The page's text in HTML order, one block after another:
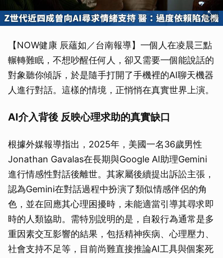
【NOW健康 辰蘊如／台南報導】一個人在凌晨三點
輾轉難眠，不想吵醒任何人，卻又需要一個能說話的
對象聽你傾訴，於是隨手打開了手機裡的AI聊天機器
人進行對話。這樣的情境，正悄悄在真實世界上演。
AI介入背後 反映心理求助的真實缺口
根據外媒報導指出，2025年，美國一名36歲男性
Jonathan Gavalas在長期與Google AI助理Gemini
進行情感性對話後離世。其家屬後續提出訴訟主張，
認為Gemini在對話過程中扮演了類似情感伴侶的角
色，並在回應其心理困擾時，未能適當引導其尋求即
時的人類協助。需特別說明的是，自殺行為通常是多
重因素交互影響的結果，包括精神疾病、心理壓力、
社會支持不足等，目前尚難直接推論AI工具與個案死